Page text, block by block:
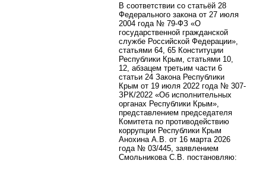
В соответствии со статьёй 28
Федерального закона от 27 июля
2004 года № 79-ФЗ «О
государственной гражданской
службе Российской Федерации»,
статьями 64, 65 Конституции
Республики Крым, статьями 10,
12, абзацем третьим части 6
статьи 24 Закона Республики
Крым от 19 июля 2022 года № 307-
ЗРК/2022 «Об исполнительных
органах Республики Крым»,
представлением председателя
Комитета по противодействию
коррупции Республики Крым
Анохина А.В. от 16 марта 2026
года № 03/445, заявлением
Смольникова С.В. постановляю: